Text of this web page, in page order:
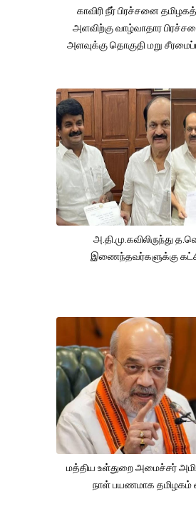
காவிரி நீர் பிரச்சனை
அளவிற்கு வாழ்வாதார
அளவுக்கு தொகுதி மறு
அ.தி.மு.கவிலிருந்து
இணைந்தவர்களுக்கு
மத்திய உள்துறை அமைச்சர்
நாள் பயணமாக தமிழகம்